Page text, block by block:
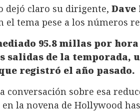
dejó claro su dirigente, Dave
el tema pese a los números
95.8 millas por
salidas de la temporada,
registró el año pasado.
conversación sobre esa
la novena de Hollywood